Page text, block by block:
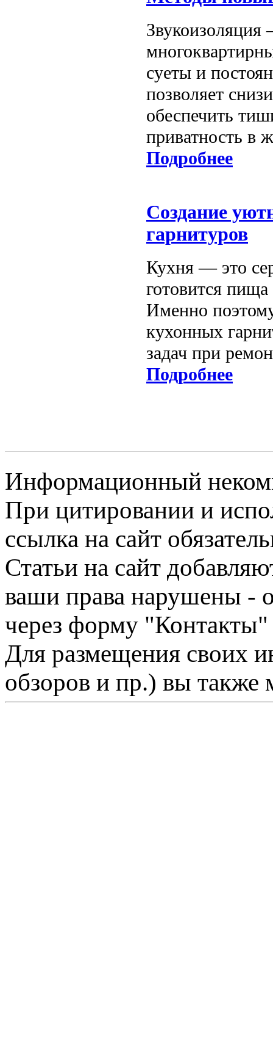
суеты и
позволяет
обеспечить
приватность в
Подробнее
Создание
гарнитуров
Кухня — это
готовится
Именно
кухонных
задач при
Подробнее
Информационный
При цитировании и
ссылка на сайт
Статьи на сайт
ваши права нарушены -
через форму "Контакты"
Для размещения своих
обзоров и пр.) вы также